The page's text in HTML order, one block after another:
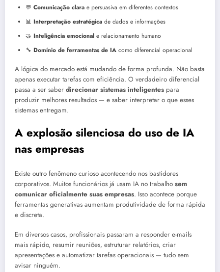
💬 Comunicação clara e persuasiva em diferentes contextos
📊 Interpretação estratégica de dados e informações
🤝 Inteligência emocional e relacionamento humano
🔧 Domínio de ferramentas de IA como diferencial operacional
A lógica do mercado está mudando de forma profunda. Não basta
apenas executar tarefas com eficiência. O verdadeiro diferencial
passa a ser saber direcionar sistemas inteligentes para
produzir melhores resultados — e saber interpretar o que esses
sistemas entregam.
A explosão silenciosa do uso de IA
nas empresas
Existe outro fenômeno curioso acontecendo nos bastidores
corporativos. Muitos funcionários já usam IA no trabalho sem
comunicar oficialmente suas empresas. Isso acontece porque
ferramentas generativas aumentam produtividade de forma rápida
e discreta.
Em diversos casos, profissionais passaram a responder e-mails
mais rápido, resumir reuniões, estruturar relatórios, criar
apresentações e automatizar tarefas operacionais — tudo sem
avisar ninguém.